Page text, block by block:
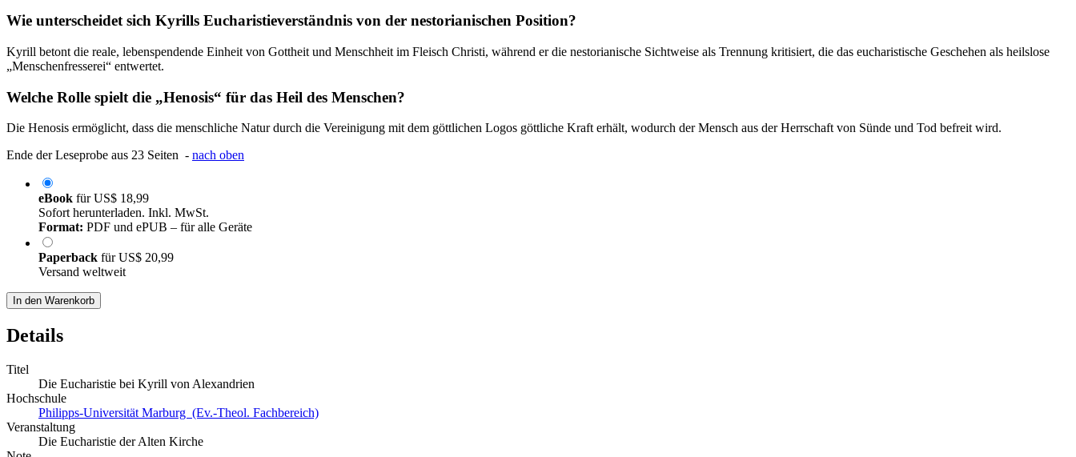
Wie unterscheidet sich Kyrills Eucharistieverständnis von der nestorianischen Position?
Kyrill betont die reale, lebenspendende Einheit von Gottheit und Menschheit im Fleisch Christi, während er die nestorianische Sichtweise als Trennung kritisiert, die das eucharistische Geschehen als heilslose
„Menschenfresserei“ entwertet.
Welche Rolle spielt die „Henosis“ für das Heil des Menschen?
Die Henosis ermöglicht, dass die menschliche Natur durch die Vereinigung mit dem göttlichen Logos göttliche Kraft erhält, wodurch der Mensch aus der Herrschaft von Sünde und Tod befreit wird.
Ende der Leseprobe aus 23 Seiten - nach oben
eBook fürUS$ 18,99
Sofort herunterladen. Inkl. MwSt.
Format: PDF und ePUB – für alle Geräte
Paperback fürUS$ 20,99
Versand weltweit
In den Warenkorb
Details
Titel
Die Eucharistie bei Kyrill von Alexandrien
Hochschule
Philipps-Universität Marburg (Ev.-Theol. Fachbereich)
Veranstaltung
Die Eucharistie der Alten Kirche